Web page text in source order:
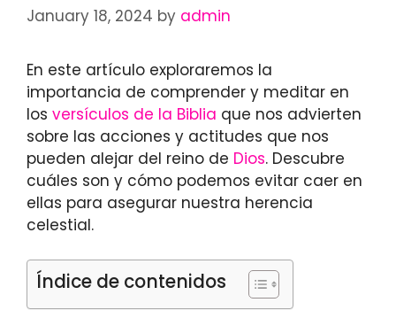
January 18, 2024 by admin
En este artículo exploraremos la
importancia de comprender y meditar en
los versículos de la Biblia que nos advierten
sobre las acciones y actitudes que nos
pueden alejar del reino de Dios. Descubre
cuáles son y cómo podemos evitar caer en
ellas para asegurar nuestra herencia
celestial.
Índice de contenidos